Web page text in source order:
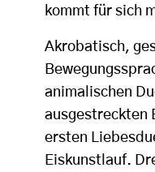
kommt für sich
Akrobatisch,
animalischen
ausgestreckten
ersten
Eiskunstlauf.